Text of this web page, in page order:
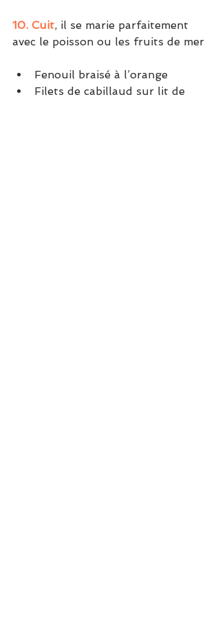
10. Cuit, il se marie parfaitement
avec le poisson ou les fruits de mer
Fenouil braisé à l’orange
Filets de cabillaud sur lit de